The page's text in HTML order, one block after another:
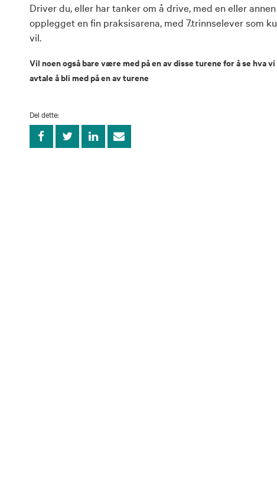
Driver du, eller har tanker om å drive, med en eller
opplegget en fin praksisarena, med 7.trinnselever som
vil.
Vil noen også bare være med på en av disse turene for å se
avtale å bli med på en av turene
Del dette: